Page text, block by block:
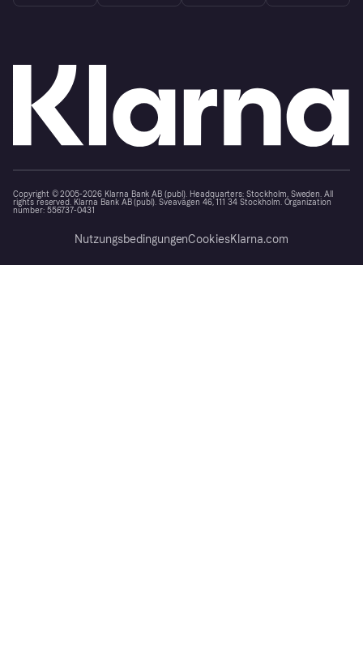
Copyright © 2005-2026 Klarna Bank AB (publ). Headquarters: Stockholm, Sweden. All
rights reserved. Klarna Bank AB (publ). Sveavägen 46, 111 34 Stockholm. Organization
number: 556737-0431
NutzungsbedingungenCookiesKlarna.com